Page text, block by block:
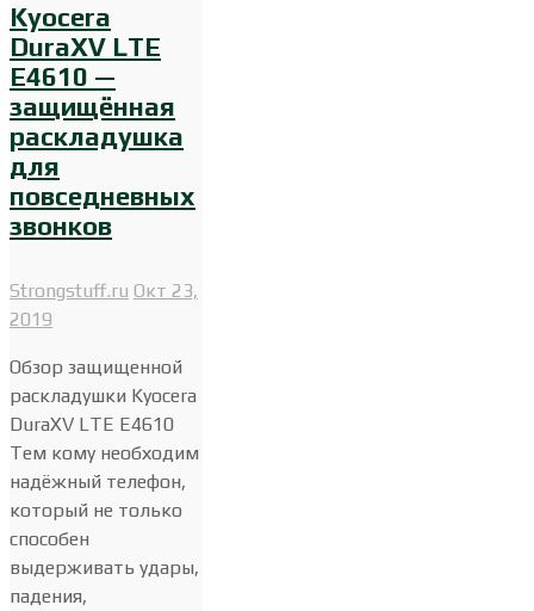
Kyocera
DuraXV LTE
E4610 —
защищённая
раскладушка
для
повседневных
звонков
Strongstuff.ru Окт 23,
2019
Обзор защищенной
раскладушки Kyocera
DuraXV LTE E4610
Тем кому необходим
надёжный телефон,
который не только
способен
выдерживать удары,
падения,